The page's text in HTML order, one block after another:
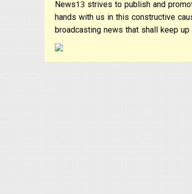
News13 strives to publish and
hands with us in this constructive
broadcasting news that shall keep